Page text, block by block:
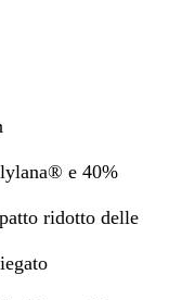
e 40%
ridotto delle